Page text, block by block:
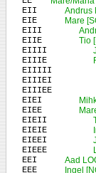
EII Andrus
EIE Mare
EIII
EIIE Tio
EIIII
EIIIE
EIIIII
EIIIEI
EIIIEE
EIEI
EIEE
EIEII
EIEIE
EIEEI
EIEEE
EEI Aad
EEE Ingel